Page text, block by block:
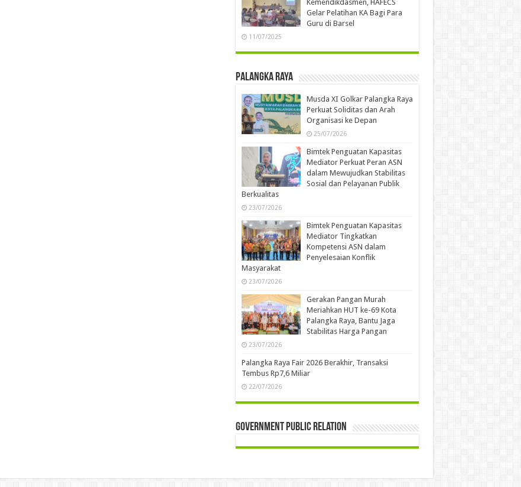
Kemendikdasmen, HAFECS
Gelar Pelatihan KA Bagi Para
Guru di Barsel
11/07/2025
Palangka Raya
Musda XI Golkar Palangka Raya
Perkuat Soliditas dan Arah
Organisasi ke Depan
25/07/2026
Bimtek Penguatan Kapasitas
Mediator Perkuat Peran ASN
dalam Mewujudkan Stabilitas
Sosial dan Pelayanan Publik
Berkualitas
23/07/2026
Bimtek Penguatan Kapasitas
Mediator Tingkatkan
Kompetensi ASN dalam
Penyelesaian Konflik
Masyarakat
23/07/2026
Gerakan Pangan Murah
Meriahkan HUT ke-69 Kota
Palangka Raya, Bantu Jaga
Stabilitas Harga Pangan
23/07/2026
Palangka Raya Fair 2026 Berakhir, Transaksi
Tembus Rp7,6 Miliar
22/07/2026
Government Public Relation